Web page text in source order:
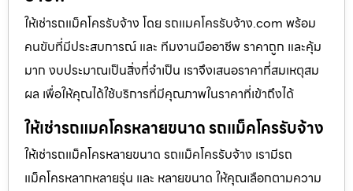
ให้เช่ารถแม็คโครรับจ้าง โดย รถแมคโครรับจ้าง.com พร้อม
คนขับที่มีประสบการณ์ และ ทีมงานมืออาชีพ ราคาถูก และคุ้ม
มาก งบประมาณเป็นสิ่งที่จำเป็น เราจึงเสนอราคาที่สมเหตุสม
ผล เพื่อให้คุณได้ใช้บริการที่มีคุณภาพในราคาที่เข้าถึงได้
ให้เช่ารถแมคโครหลายขนาด รถแม็คโครรับจ้าง
ให้เช่ารถแม็คโครหลายขนาด รถแม็คโครรับจ้าง เรามีรถ
แม็คโครหลากหลายรุ่น และ หลายขนาด ให้คุณเลือกตามความ